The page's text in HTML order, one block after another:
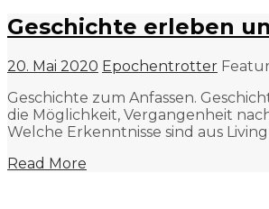
Geschichte erleben
20. Mai 2020 Epochentrotter
Geschichte zum Anfassen.
die Möglichkeit, Vergangenheit
Welche Erkenntnisse sind aus
Read More